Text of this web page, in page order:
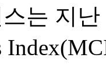
는 지